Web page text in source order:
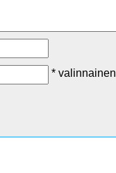
* valinnainen